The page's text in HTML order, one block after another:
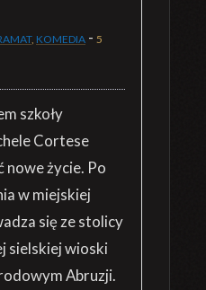
, KOMEDIA - 5
szkoły
Cortese
nowe życie. Po
w miejskiej
się ze stolicy
sielskiej wioski
Abruzji.